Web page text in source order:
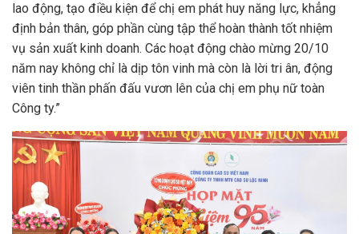
lao động, tạo điều kiện để chị em phát huy năng lực, khẳng
định bản thân, góp phần cùng tập thể hoàn thành tốt nhiệm
vụ sản xuất kinh doanh. Các hoạt động chào mừng 20/10
năm nay không chỉ là dịp tôn vinh mà còn là lời tri ân, động
viên tinh thần phấn đấu vươn lên của chị em phụ nữ toàn
Công ty.”